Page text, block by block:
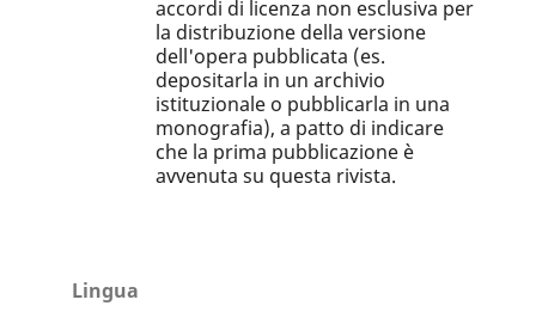
accordi di licenza non esclusiva per
la distribuzione della versione
dell'opera pubblicata (es.
depositarla in un archivio
istituzionale o pubblicarla in una
monografia), a patto di indicare
che la prima pubblicazione è
avvenuta su questa rivista.
Lingua